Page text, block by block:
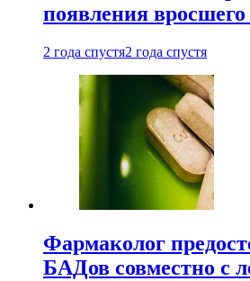
появления вросшего
2 года спустя2 года спустя
Фармаколог
БАДов совместно с